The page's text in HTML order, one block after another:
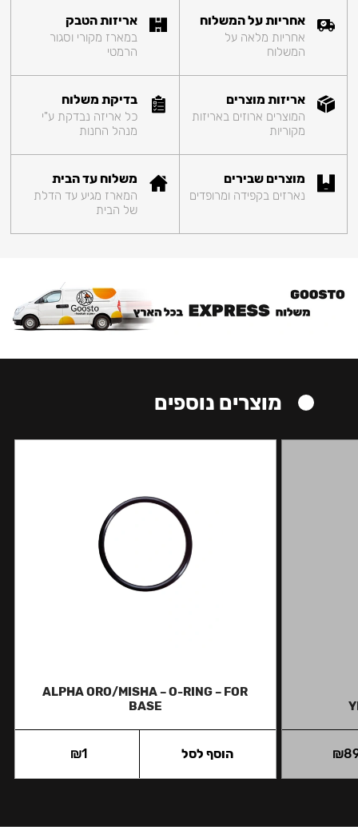
אחריות על המשלוח
אחריות מלאה על
המשלוח
אריזות הטבק
במארז מקורי וסגור
הרמטי
אריזות מוצרים
המוצרים ארוזים באריזות
מקוריות
בדיקת משלוח
כל אריזה נבדקת ע"י
מנהל החנות
מוצרים שבירים
נארזים בקפידה ומרופדים
משלוח עד הבית
המארז מגיע עד הדלת
של הבית
מוצרים נוספים
₪
ALPHA ORO/MISHA – O-RING – FOR
BASE
₪1 הוסף לסל